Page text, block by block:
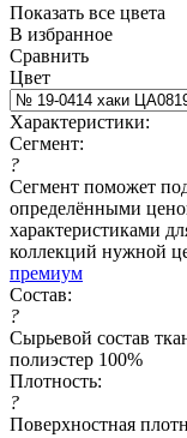
Показать все цвета
В избранное
Сравнить
Цвет
Характеристики:
Сегмент:
?
Сегмент поможет
определёнными
характеристиками
коллекций нужной
премиум
Состав:
?
Сырьевой состав
полиэстер 100%
Плотность:
?
Поверхностная